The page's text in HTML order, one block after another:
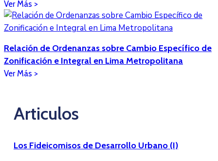
Relación de Ordenanzas sobre Cambio Específico de
Zonificación e Integral en Lima Metropolitana
Articulos
Los Fideicomisos de Desarrollo Urbano (I)